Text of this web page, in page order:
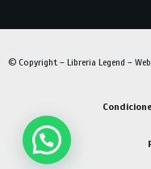
© Copyright – Libreria Legend –